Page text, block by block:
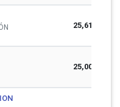
25,619,705
25,000,495